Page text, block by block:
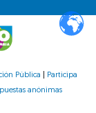
Pública
Participa
anónimas